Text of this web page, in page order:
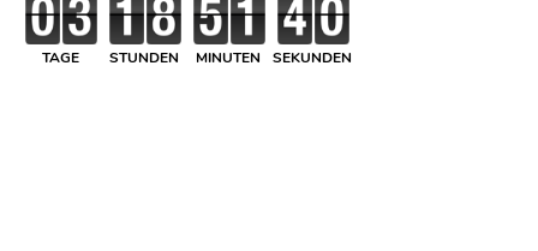
TAGE STUNDEN MINUTEN SEKUNDEN